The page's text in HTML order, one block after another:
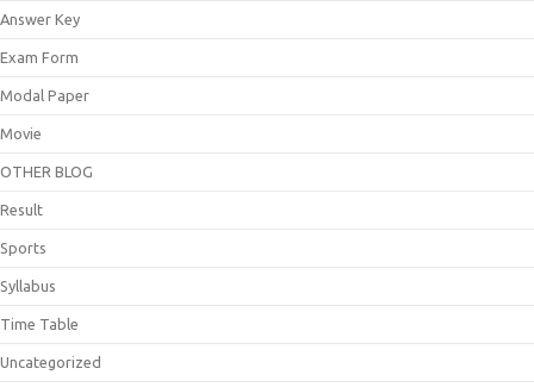
Answer Key
Exam Form
Modal Paper
Movie
OTHER BLOG
Result
Sports
Syllabus
Time Table
Uncategorized